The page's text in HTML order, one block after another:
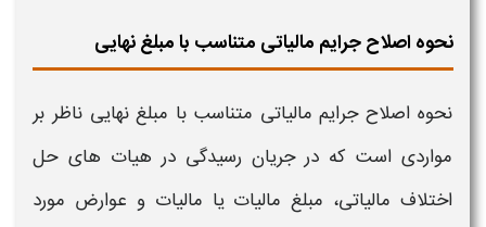
نحوه اصلاح جرایم مالیاتی متناسب با مبلغ نهایی
نحوه اصلاح جرایم مالیاتی متناسب با مبلغ نهایی ناظر بر
مواردی است که در جریان رسیدگی در هیات‌ های حل
اختلاف مالیاتی، مبلغ مالیاتیا مالیاتو عوارض مورد